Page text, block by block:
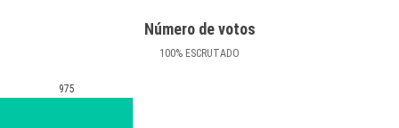
Número de votos
100% ESCRUTADO
975